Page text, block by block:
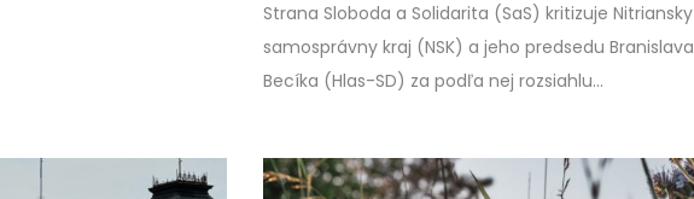
Strana Sloboda a Solidarita (SaS) kritizuje Nitriansky
samosprávny kraj (NSK) a jeho predsedu Branislava
Becíka (Hlas-SD) za podľa nej rozsiahlu…